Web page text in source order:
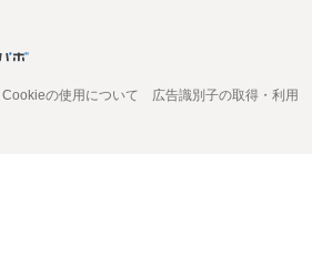
Cookieの使用について 広告識別子の取得・利用